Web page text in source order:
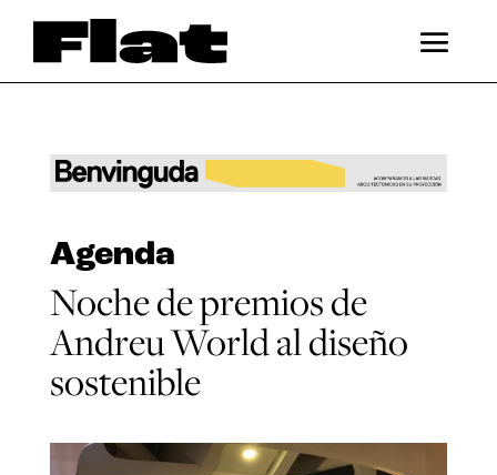
Agenda
Noche de premios de
Andreu World al diseño
sostenible